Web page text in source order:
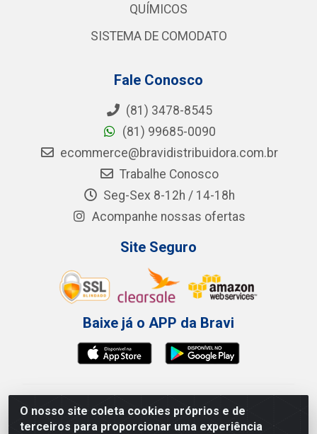
O nosso site coleta cookies próprios e de
terceiros para proporcionar uma experiência
QUÍMICOS
SISTEMA DE COMODATO
Fale Conosco
(81) 3478-8545
(81) 99685-0090
ecommerce@bravidistribuidora.com.br
Trabalhe Conosco
Seg-Sex 8-12h / 14-18h
Acompanhe nossas ofertas
Site Seguro
Baixe já o APP da Bravi
Bravi Consumíveis de Higiene e Descartáveis EIRELI -
CNPJ 19.457.137/0001-06